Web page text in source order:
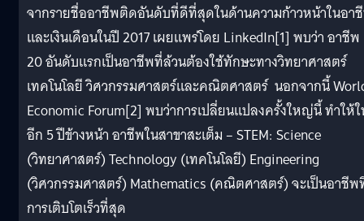
จากรายชื่ออาชีพติดอันดับที่ดีที่สุดในด้านความก้าวหน้าในอา
และเงินเดือนในปี 2017 เผยแพร่โดย LinkedIn[1] พบว่า อาชีพ
20 อันดับแรกเป็นอาชีพที่ล้วนต้องใช้ทักษะทางวิทยาศาสตร์
เทคโนโลยี วิศวกรรมศาสตร์และคณิตศาสตร์ นอกจากนี้
Economic Forum[2] พบว่าการเปลี่ยนแปลงครั้งใหญ่นี้ ทำให้
อีก 5 ปีข้างหน้า อาชีพในสาขาสะเต็ม – STEM: Science
(วิทยาศาสตร์) Technology (เทคโนโลยี) Engineering
(วิศวกรรมศาสตร์) Mathematics (คณิตศาสตร์) จะเป็นอาชี
การเติบโตเร็วที่สุด